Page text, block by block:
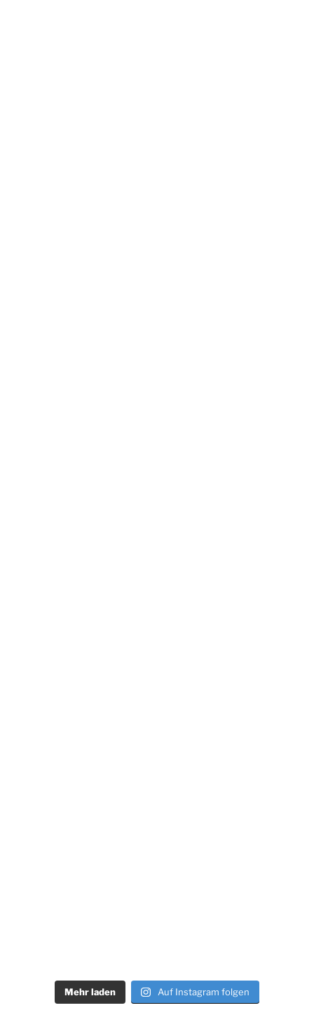
Mehr laden Auf Instagram folgen